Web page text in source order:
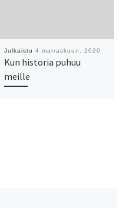
Julkaistu 4 marraskuun, 2020
Kun historia puhuu
meille